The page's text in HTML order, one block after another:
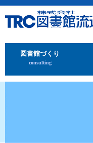
図書館づくり
consulting